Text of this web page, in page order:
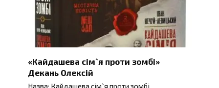
«Кайдашева сім`я проти зомбі»
Декань Олексій
Назва: Кайдашева сім`я проти зомбі